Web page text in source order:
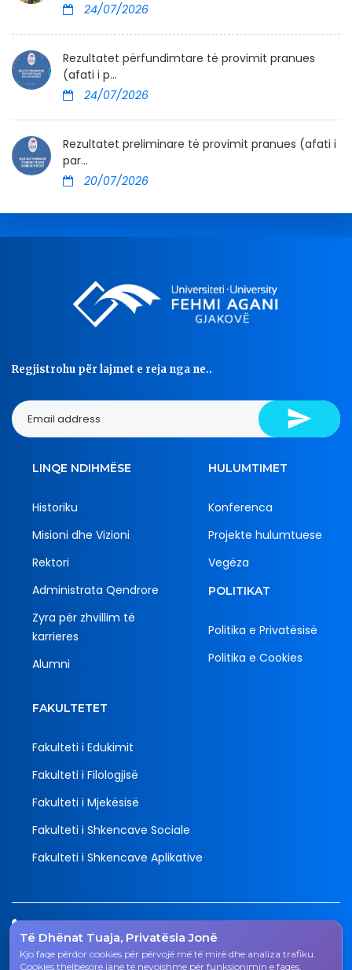
24/07/2026
Rezultatet përfundimtare të provimit pranues
(afati i p...
24/07/2026
Rezultatet preliminare të provimit pranues (afati i
par...
20/07/2026
Të Dhënat Tuaja, Privatësia Jonë
Kjo faqe përdor cookies për përvojë më të mirë dhe analiza trafiku.
Cookies thelbësore janë të nevojshme për funksionimin e faqes.
Regjistrohu për lajmet e reja nga ne..
LINQE NDIHMËSE
Historiku
Misioni dhe Vizioni
Rektori
Administrata Qendrore
Zyra për zhvillim të
karrieres
Alumni
HULUMTIMET
Konferenca
Projekte hulumtuese
Vegëza
POLITIKAT
Politika e Privatësisë
Politika e Cookies
FAKULTETET
Fakulteti i Edukimit
Fakulteti i Filologjisë
Fakulteti i Mjekësisë
Fakulteti i Shkencave Sociale
Fakulteti i Shkencave Aplikative
Tel.
038 200 20 831
Email